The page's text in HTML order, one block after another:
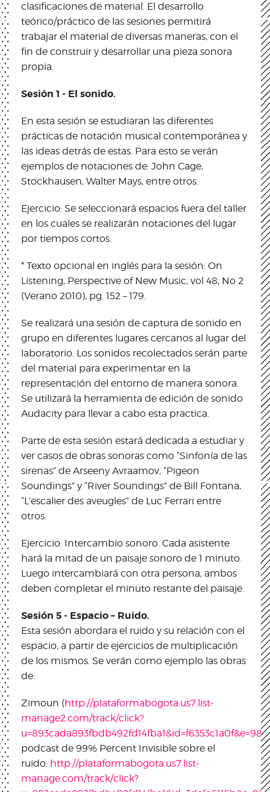
clasificaciones de material. El desarrollo
teórico/práctico de las sesiones permitirá
trabajar el material de diversas maneras, con el
fin de construir y desarrollar una pieza sonora
propia.
Sesión 1 - El sonido.
En esta sesión se estudiaran las diferentes
prácticas de notación musical contemporánea y
las ideas detrás de estas. Para esto se verán
ejemplos de notaciones de: John Cage,
Stockhausen, Walter Mays, entre otros.
Ejercicio: Se seleccionará espacios fuera del taller
en los cuales se realizarán notaciones del lugar
por tiempos cortos.
* Texto opcional en inglés para la sesión: On
Listening, Perspective of New Music, vol 48, No 2
(Verano 2010), pg. 152 – 179.
Se realizará una sesión de captura de sonido en
grupo en diferentes lugares cercanos al lugar del
laboratorio. Los sonidos recolectados serán parte
del material para experimentar en la
representación del entorno de manera sonora.
Se utilizará la herramienta de edición de sonido
Audacity para llevar a cabo esta practica.
Parte de esta sesión estará dedicada a estudiar y
ver casos de obras sonoras como “Sinfonía de las
sirenas” de Arseeny Avraamov, “Pigeon
Soundings” y “River Soundings” de Bill Fontana,
“L’escalier des aveugles” de Luc Ferrari entre
otros.
Ejercicio: Intercambio sonoro. Cada asistente
hará la mitad de un paisaje sonoro de 1 minuto.
Luego intercambiará con otra persona, ambos
deben completar el minuto restante del paisaje.
Sesión 5 - Espacio – Ruido.
Esta sesión abordara el ruido y su relación con el
espacio, a partir de ejercicios de multiplicación
de los mismos. Se verán como ejemplo las obras
de:
Zimoun (http://plataformabogota.us7.list-
manage2.com/track/click?
podcast de 99% Percent Invisible sobre el
ruido: http://plataformabogota.us7.list-
manage.com/track/click?